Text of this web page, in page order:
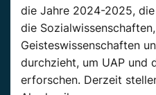
die Jahre 2024-2025,
die
Geisteswissenschaften
durchzieht, um UAP und
erforschen. Derzeit